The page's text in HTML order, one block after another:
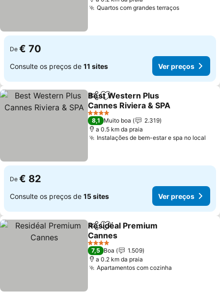
Quartos com grandes terraços
De € 70
Consulte os preços de 11 sites Ver preços
PartilharAdicionar aos favoritos
Best Western Plus
Cannes Riviera & SPA
4 Estrelas
8,1 Muito boa
2.319
a 0.5 km da praia
Instalações de bem-estar e spa no local
De € 82
Consulte os preços de 15 sites Ver preços
PartilharAdicionar aos favoritos
Residéal Premium
Cannes
4 Estrelas
7,5 Boa
1.509
a 0.2 km da praia
Apartamentos com cozinha